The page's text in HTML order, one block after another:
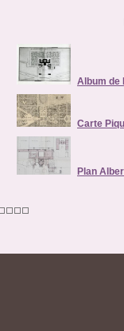
Album de
Carte
Plan